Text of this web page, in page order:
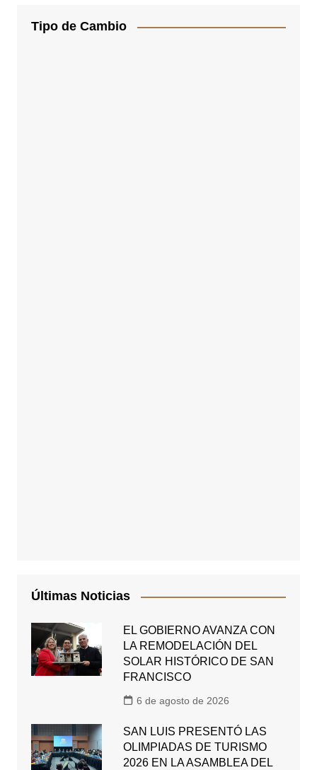
Tipo de Cambio
Últimas Noticias
EL GOBIERNO AVANZA CON
LA REMODELACIÓN DEL
SOLAR HISTÓRICO DE SAN
FRANCISCO
6 de agosto de 2026
SAN LUIS PRESENTÓ LAS
OLIMPIADAS DE TURISMO
2026 EN LA ASAMBLEA DEL